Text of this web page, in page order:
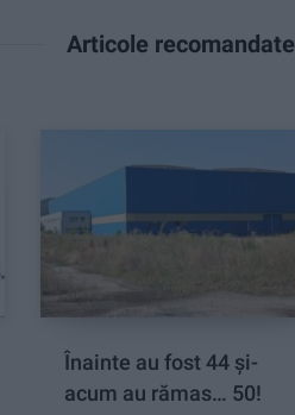
Articole recomandate
Înainte au fost 44 și-
acum au rămas… 50!